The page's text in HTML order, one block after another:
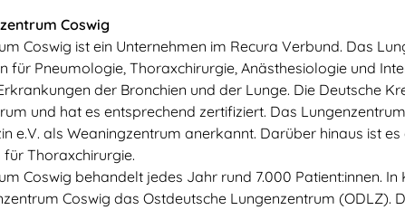
Coswig
Coswig ist ein Unternehmen im Recura Verbund. Das
für Pneumologie, Thoraxchirurgie, Anästhesiologie und
der Bronchien und der Lunge. Die Deutsche
und hat es entsprechend zertifiziert. Das
e.V. als Weaningzentrum anerkannt. Darüber hinaus ist
für Thoraxchirurgie.
Coswig behandelt jedes Jahr rund 7.000 Patient:innen.
Coswig das Ostdeutsche Lungenzentrum (ODLZ).